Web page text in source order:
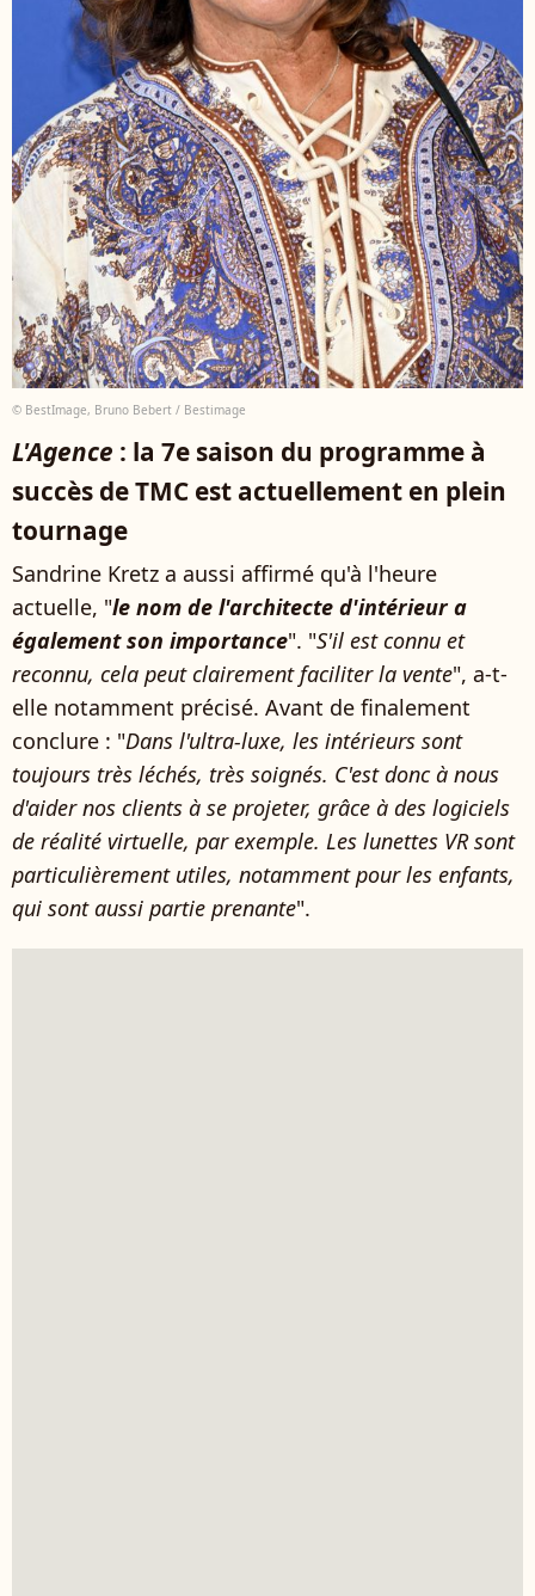
© BestImage, Bruno Bebert / Bestimage
L'Agence : la 7e saison du programme à
succès de TMC est actuellement en plein
tournage
Sandrine Kretz a aussi affirmé qu'à l'heure
actuelle, "le nom de l'architecte d'intérieur a
également son importance". "S'il est connu et
reconnu, cela peut clairement faciliter la vente", a-t-
elle notamment précisé. Avant de finalement
conclure : "Dans l'ultra-luxe, les intérieurs sont
toujours très léchés, très soignés. C'est donc à nous
d'aider nos clients à se projeter, grâce à des logiciels
de réalité virtuelle, par exemple. Les lunettes VR sont
particulièrement utiles, notamment pour les enfants,
qui sont aussi partie prenante".